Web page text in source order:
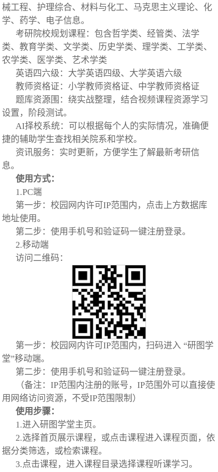
械工程、护理综合、材料与化工、马克思主义理论、化
学、药学、电子信息。
考研院校规划课程：包含哲学类、经管类、法学
类、教育学类、文学类、历史学类、理学类、工学类、
农学类、医学类、艺术学类
英语四六级：大学英语四级、大学英语六级
教师资格证：小学教师资格证、中学教师资格证
题库资源围：绕实战整理，结合视频课程资源学习
设置，阶段测试。
AI择校系统：可以根据每个人的实际情况，准确便
捷的辅助学生查找相关院系和学校。
资讯服务：实时更新，方便学生了解最新考研信
息。
使用方式：
1.PC端
第一步：校园网内许可IP范围内，点击上方数据库
地址使用。
第二步：使用手机号和验证码一键注册登录。
2.移动端
访问二维码：
第一步：校园网内许可IP范围内，扫码进入 “研图学
堂”移动端。
第二步：使用手机号和验证码一键注册登录。
（备注：IP范围内注册的账号，IP范围外可以直接使
用网络访问资源，不受IP范围限制）
使用步骤：
1.进入研图学堂主页。
2.选择首页展示课程，或点击课程进入课程页面，依
据分类筛选，或检索课程。
3.点击课程，进入课程目录选择课程听课学习。